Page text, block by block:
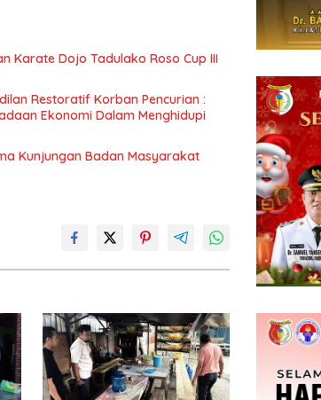
Karate Dojo Tadulako Roso Cup III
Restoratif Korban Pencurian :
Ekonomi Dalam Menghidupi
Kunjungan Badan Masyarakat